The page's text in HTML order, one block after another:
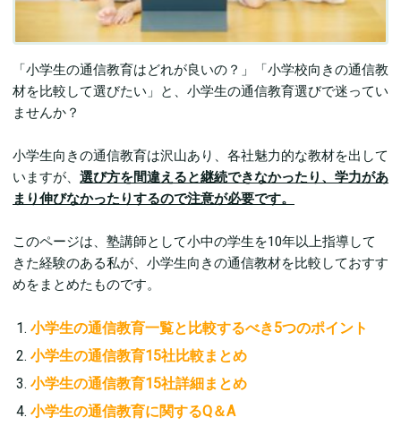
「小学生の通信教育はどれが良いの？」「小学校向きの通信教
材を比較して選びたい」と、小学生の通信教育選びで迷ってい
ませんか？
小学生向きの通信教育は沢山あり、各社魅力的な教材を出して
いますが、 選び方を間違えると継続できなかったり、学力があ
まり伸びなかったりするので注意が必要です。
このページは、塾講師として小中の学生を10年以上指導して
きた経験のある私が、小学生向きの通信教材を比較しておすす
めをまとめたものです。
小学生の通信教育一覧と比較するべき5つのポイント
小学生の通信教育15社比較まとめ
小学生の通信教育15社詳細まとめ
小学生の通信教育に関するQ＆A